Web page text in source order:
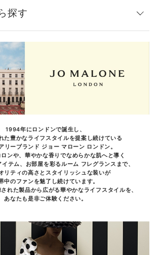
探す
1994年にロンドンで誕生し、
た豊かなライフスタイルを提案し続けている
リーブランド ジョー マローン ロンドン。
ンや、華やかな香りでなめらかな肌へと導く
テム、お部屋を彩るルーム フレグランスまで、
リティの高さとスタイリッシュな装いが
中のファンを魅了し続けています。
れた製品から広がる華やかなライフスタイルを、
あなたも是非ご体験ください。